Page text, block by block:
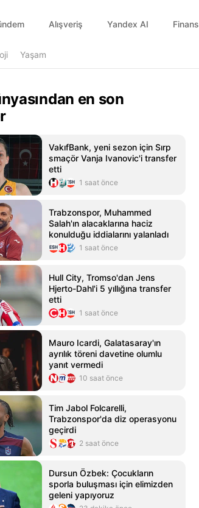
Alışveriş Yandex AI Finans
Yaşam
5
en son
VakıfBank, yeni sezon için Sırp
smaçör Vanja Ivanovic'i transfer
etti
1 saat önce
Trabzonspor, Muhammed
Salah'ın alacaklarına haciz
konulduğu iddialarını yalanladı
1 saat önce
Hull City, Tromso'dan Jens
Hjerto-Dahl'i 5 yıllığına transfer
etti
1 saat önce
Mauro Icardi, Galatasaray'ın
ayrılık töreni davetine olumlu
yanıt vermedi
10 saat önce
Tim Jabol Folcarelli,
Trabzonspor'da diz operasyonu
geçirdi
2 saat önce
Dursun Özbek: Çocukların
sporla buluşması için elimizden
geleni yapıyoruz